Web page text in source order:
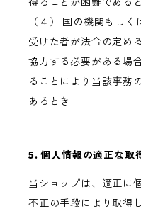
（４） 国の機関もし
受けた者が法令の定め
協力する必要がある場
ることにより当該事務
あるとき
5. 個人情報の適正な取
当ショップは、適正に
不正の手段により取得